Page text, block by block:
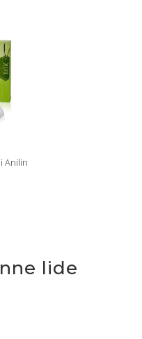
Anilin
lide